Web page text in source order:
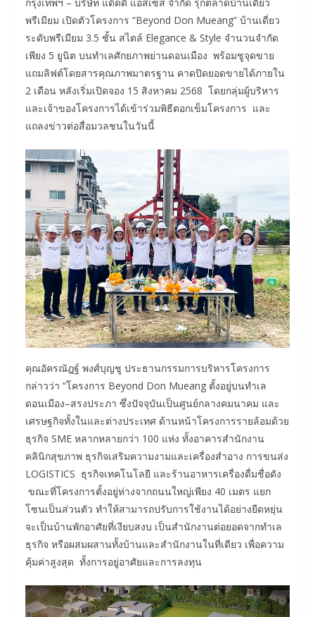
พรีเมียม เปิดตัวโครงการ “Beyond Don Mueang” บ้านเดี่ยว
ระดับพรีเมียม 3.5 ชั้น สไตล์ Elegance & Style จำนวนจำกัด
เพียง 5 ยูนิต บนทำเลศักยภาพย่านดอนเมือง พร้อมชูจุดขาย
แถมลิฟต์โดยสารคุณภาพมาตรฐาน คาดปิดยอดขายได้ภายใน
2 เดือน หลังเริ่มเปิดจอง 15 สิงหาคม 2568 โดยกลุ่มผู้บริหาร
และเจ้าของโครงการได้เข้าร่วมพิธีตอกเข็มโครงการ และ
แถลงข่าวต่อสื่อมวลชนในวันนี้
คุณอัครณัฎฐ์ พงศ์บุญชู ประธานกรรมการบริหารโครงการ
กล่าวว่า “โครงการ Beyond Don Mueang ตั้งอยู่บนทำเล
ดอนเมือง–สรงประภา ซึ่งปัจจุบันเป็นศูนย์กลางคมนาคม และ
เศรษฐกิจทั้งในและต่างประเทศ ด้านหน้าโครงการรายล้อมด้วย
ธุรกิจ SME หลากหลายกว่า 100 แห่ง ทั้งอาคารสำนักงาน
คลินิกสุขภาพ ธุรกิจเสริมความงามและเครื่องสำอาง การขนส่ง
LOGISTICS ธุรกิจเทคโนโลยี และร้านอาหารเครื่องดื่มชื่อดัง
ขณะที่โครงการตั้งอยู่ห่างจากถนนใหญ่เพียง 40 เมตร แยก
โซนเป็นส่วนตัว ทำให้สามารถปรับการใช้งานได้อย่างยืดหยุ่น
จะเป็นบ้านพักอาศัยที่เงียบสงบ เป็นสำนักงานต่อยอดจากทำเล
ธุรกิจ หรือผสมผสานทั้งบ้านและสำนักงานในที่เดียว เพื่อความ
คุ้มค่าสูงสุด ทั้งการอยู่อาศัยและการลงทุน